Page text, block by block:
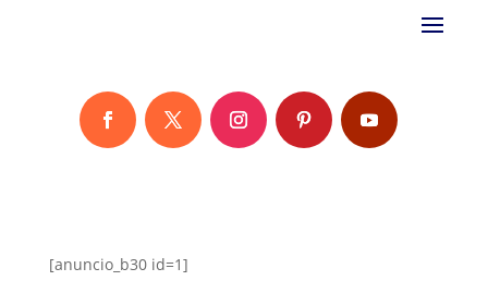
[anuncio_b30 id=1]